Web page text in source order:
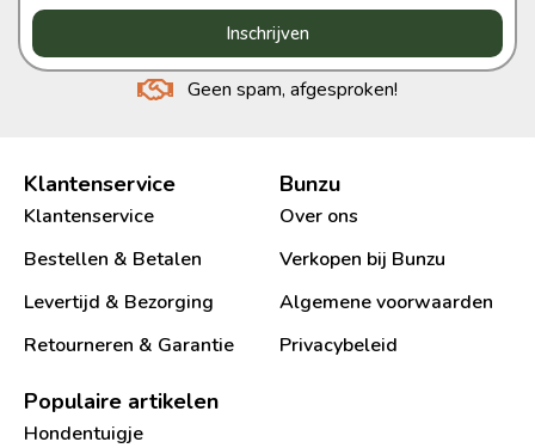
Inschrijven
Geen spam, afgesproken!
Klantenservice
Klantenservice
Bestellen & Betalen
Levertijd & Bezorging
Retourneren & Garantie
Bunzu
Over ons
Verkopen bij Bunzu
Algemene voorwaarden
Privacybeleid
Populaire artikelen
Hondentuigje